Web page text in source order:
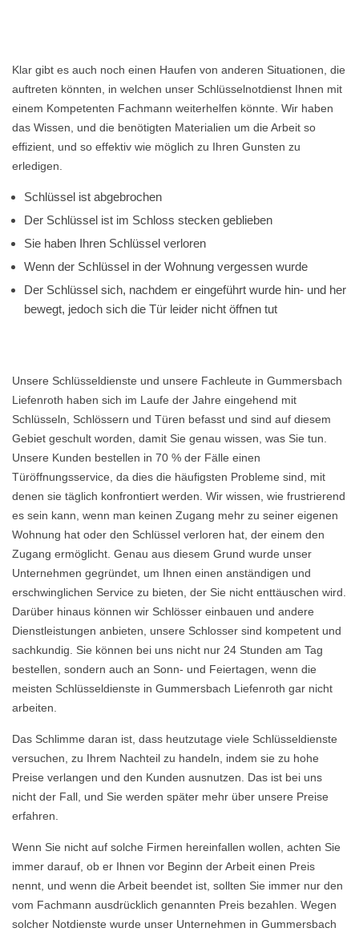
Klar gibt es auch noch einen Haufen von anderen Situationen, die
auftreten könnten, in welchen unser Schlüsselnotdienst Ihnen mit
einem Kompetenten Fachmann weiterhelfen könnte. Wir haben
das Wissen, und die benötigten Materialien um die Arbeit so
effizient, und so effektiv wie möglich zu Ihren Gunsten zu
erledigen.
Schlüssel ist abgebrochen
Der Schlüssel ist im Schloss stecken geblieben
Sie haben Ihren Schlüssel verloren
Wenn der Schlüssel in der Wohnung vergessen wurde
Der Schlüssel sich, nachdem er eingeführt wurde hin- und her
bewegt, jedoch sich die Tür leider nicht öffnen tut
Unsere Schlüsseldienste und unsere Fachleute in Gummersbach
Liefenroth haben sich im Laufe der Jahre eingehend mit
Schlüsseln, Schlössern und Türen befasst und sind auf diesem
Gebiet geschult worden, damit Sie genau wissen, was Sie tun.
Unsere Kunden bestellen in 70 % der Fälle einen
Türöffnungsservice, da dies die häufigsten Probleme sind, mit
denen sie täglich konfrontiert werden. Wir wissen, wie frustrierend
es sein kann, wenn man keinen Zugang mehr zu seiner eigenen
Wohnung hat oder den Schlüssel verloren hat, der einem den
Zugang ermöglicht. Genau aus diesem Grund wurde unser
Unternehmen gegründet, um Ihnen einen anständigen und
erschwinglichen Service zu bieten, der Sie nicht enttäuschen wird.
Darüber hinaus können wir Schlösser einbauen und andere
Dienstleistungen anbieten, unsere Schlosser sind kompetent und
sachkundig. Sie können bei uns nicht nur 24 Stunden am Tag
bestellen, sondern auch an Sonn- und Feiertagen, wenn die
meisten Schlüsseldienste in Gummersbach Liefenroth gar nicht
arbeiten.
Das Schlimme daran ist, dass heutzutage viele Schlüsseldienste
versuchen, zu Ihrem Nachteil zu handeln, indem sie zu hohe
Preise verlangen und den Kunden ausnutzen. Das ist bei uns
nicht der Fall, und Sie werden später mehr über unsere Preise
erfahren.
Wenn Sie nicht auf solche Firmen hereinfallen wollen, achten Sie
immer darauf, ob er Ihnen vor Beginn der Arbeit einen Preis
nennt, und wenn die Arbeit beendet ist, sollten Sie immer nur den
vom Fachmann ausdrücklich genannten Preis bezahlen. Wegen
solcher Notdienste wurde unser Unternehmen in Gummersbach